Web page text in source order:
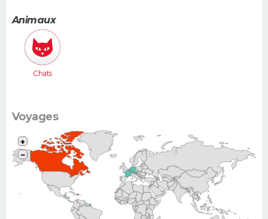
Xsara
Picasso...)
Animaux
Chats
Voyages
+
−